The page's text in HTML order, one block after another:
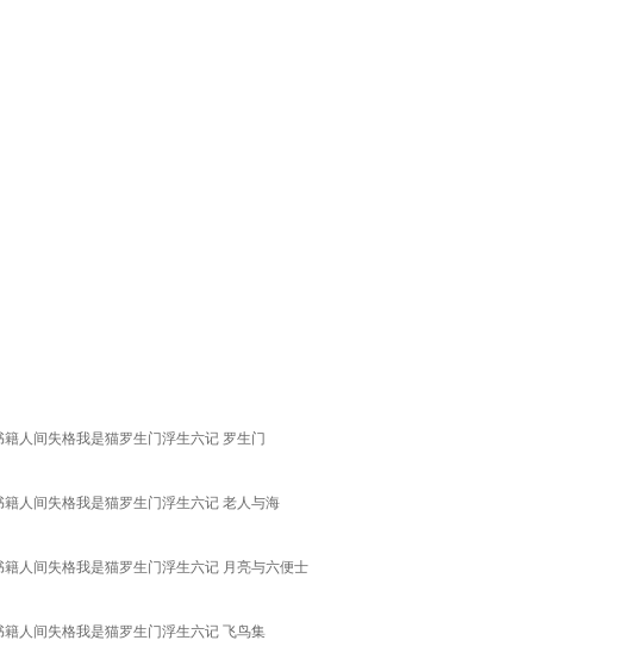
人间失格我是猫罗生门浮生六记 罗生门
人间失格我是猫罗生门浮生六记 老人与海
人间失格我是猫罗生门浮生六记 月亮与六便士
人间失格我是猫罗生门浮生六记 飞鸟集